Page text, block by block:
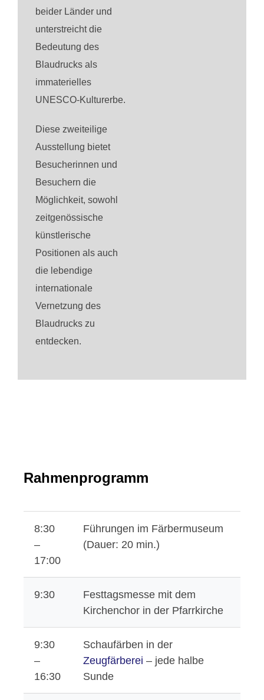
beider Länder und
unterstreicht die
Bedeutung des
Blaudrucks als
immaterielles
UNESCO-Kulturerbe.
Diese zweiteilige
Ausstellung bietet
Besucherinnen und
Besuchern die
Möglichkeit, sowohl
zeitgenössische
künstlerische
Positionen als auch
die lebendige
internationale
Vernetzung des
Blaudrucks zu
entdecken.
Rahmenprogramm
8:30
–
17:00
Führungen im Färbermuseum
(Dauer: 20 min.)
9:30
Festtagsmesse mit dem
Kirchenchor in der Pfarrkirche
9:30
–
16:30
Schaufärben in der
Zeugfärberei – jede halbe
Sunde